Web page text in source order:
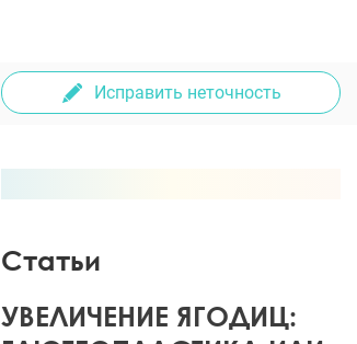
Исправить неточность
Статьи
УВЕЛИЧЕНИЕ ЯГОДИЦ: